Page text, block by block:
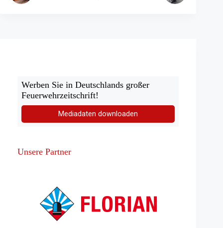
Werben Sie in Deutschlands großer
Feuerwehrzeitschrift!
Mediadaten downloaden
Unsere Partner